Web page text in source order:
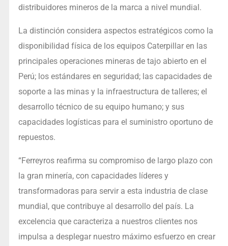
distribuidores mineros de la marca a nivel mundial.
La distinción considera aspectos estratégicos como la
disponibilidad física de los equipos Caterpillar en las
principales operaciones mineras de tajo abierto en el
Perú; los estándares en seguridad; las capacidades de
soporte a las minas y la infraestructura de talleres; el
desarrollo técnico de su equipo humano; y sus
capacidades logísticas para el suministro oportuno de
repuestos.
“Ferreyros reafirma su compromiso de largo plazo con
la gran minería, con capacidades líderes y
transformadoras para servir a esta industria de clase
mundial, que contribuye al desarrollo del país. La
excelencia que caracteriza a nuestros clientes nos
impulsa a desplegar nuestro máximo esfuerzo en crear